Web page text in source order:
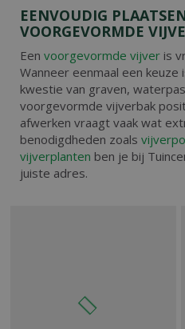
EENVOUDIG
VOORGEVORMDE
Een voorgevormde vijver is
Wanneer eenmaal een keuze
kwestie van graven,
voorgevormde vijverbak
afwerken vraagt vaak wat
benodigdheden zoals
vijverplanten ben je bij
juiste adres.